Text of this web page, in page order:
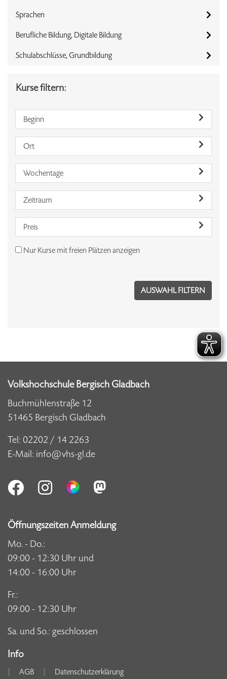
Sprachen
Berufliche Bildung, Digitale Bildung
Schulabschlüsse, Grundbildung
Kurse filtern:
Beginn
Ort
Wochentage
Zeitraum
Preis
Nur Kurse mit freien Plätzen anzeigen
Volkshochschule Bergisch Gladbach
Buchmühlenstraße 12
51465 Bergisch Gladbach
Tel: 02202 / 14 2263
E-Mail: info@vhs-gl.de
Öffnungszeiten Anmeldung
Mo. - Do.:
09:00 - 12:30 Uhr und
14:00 - 16:00 Uhr
Fr.:
09:00 - 12:30 Uhr
Sa. und So.: geschlossen
Info
AGB Datenschutzerklärung